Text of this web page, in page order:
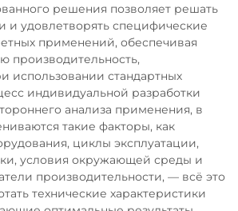
решения позволяет решать
и удовлетворять специфические
применений, обеспечивая
производительность,
использовании стандартных
индивидуальной разработки
анализа применения, в
такие факторы, как
циклы эксплуатации,
условия окружающей среды и
производительности, — всё это
технические характеристики